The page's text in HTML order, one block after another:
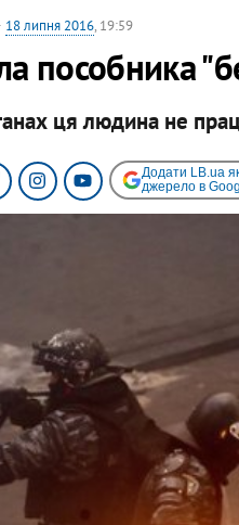
18 липня 2016, 19:59
пособника
ця людина не
Додати LB.ua
джерело в